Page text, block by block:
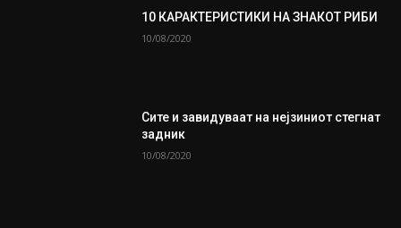
10 КАРАКТЕРИСТИКИ НА ЗНАКОТ РИБИ
10/08/2020
Сите и завидуваат на нејзиниот стегнат
задник
10/08/2020